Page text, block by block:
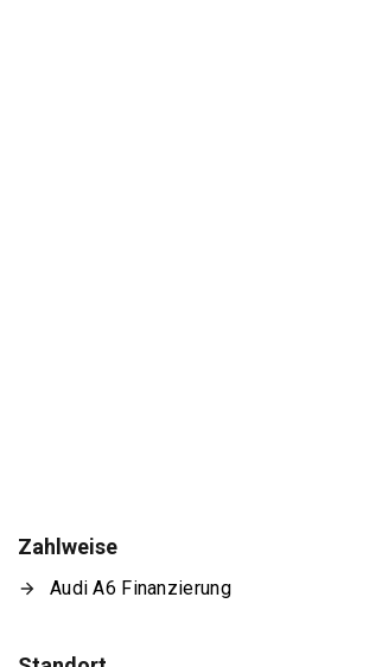
Zahlweise
Audi A6 Finanzierung